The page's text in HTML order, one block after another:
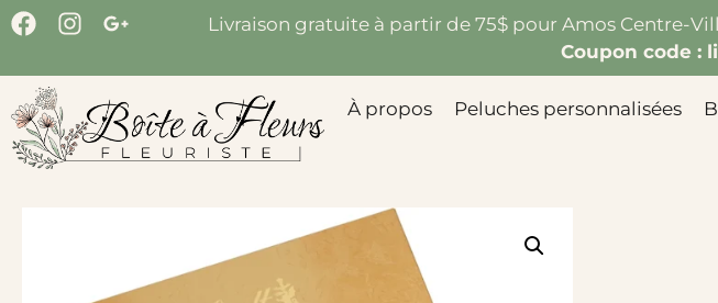
Livraison gratuite à partir de 75$ pour Amos Centre-
Coupon code :
À propos Peluches personnalisées